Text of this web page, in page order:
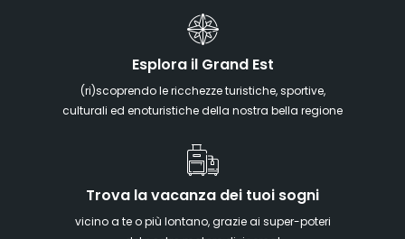
Esplora il Grand Est
(ri)scoprendo le ricchezze turistiche, sportive,
culturali ed enoturistiche della nostra bella regione
Trova la vacanza dei tuoi sogni
vicino a te o più lontano, grazie ai super-poteri